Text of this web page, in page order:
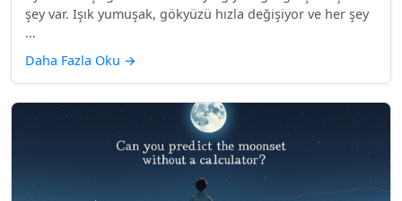
şey var. Işık yumuşak, gökyüzü hızla değişiyor ve her şey
...
Daha Fazla Oku →